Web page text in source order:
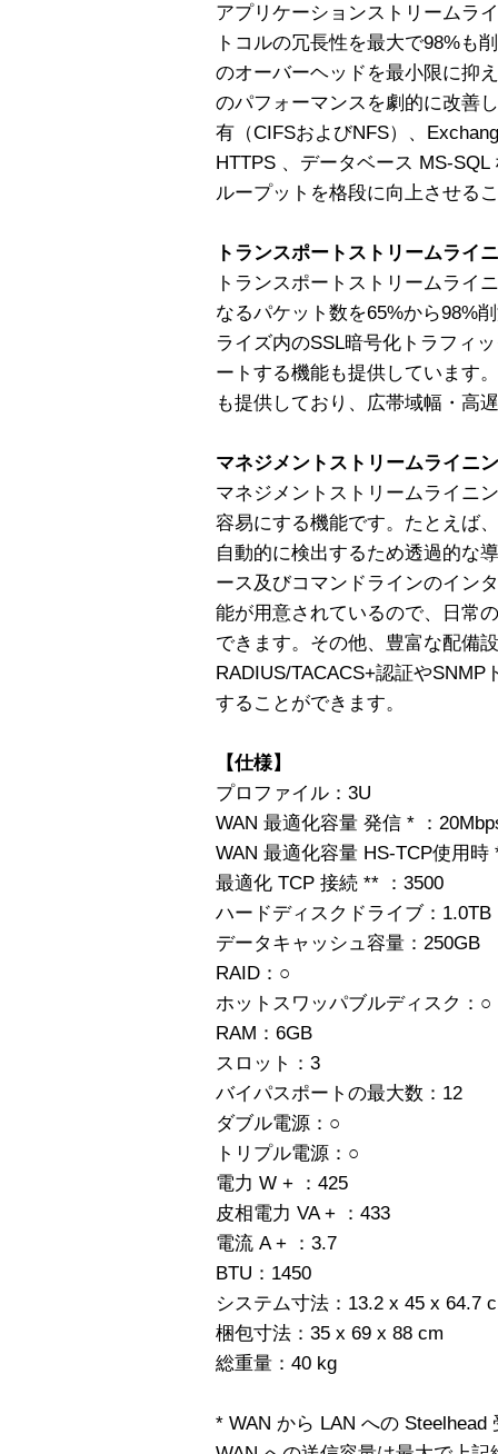
アプリケーションストリームラ
トコルの冗長性を最大で98%も
のオーバーヘッドを最小限に抑
のパフォーマンスを劇的に改善
有（CIFSおよびNFS）、
HTTPS 、データベース MS-
ループットを格段に向上させる
トランスポートストリームライ
トランスポートストリームライ
なるパケット数を65%から98%
ライズ内のSSL暗号化トラフィ
ートする機能も提供しています
も提供しており、広帯域幅・高
マネジメントストリームライニ
マネジメントストリームライニ
容易にする機能です。たとえば
自動的に検出するため透過的な
ース及びコマンドラインのイン
能が用意されているので、日常
できます。その他、豊富な配備
RADIUS/TACACS+認証や
することができます。
【仕様】
プロファイル：3U
WAN 最適化容量 発信 * ：
WAN 最適化容量 HS-TCP使用時
最適化 TCP 接続 ** ：3500
ハードディスクドライブ：1.0TB
データキャッシュ容量：250GB
RAID：○
ホットスワッパブルディスク：○
RAM：6GB
スロット：3
バイパスポートの最大数：12
ダブル電源：○
トリプル電源：○
電力 W + ：425
皮相電力 VA + ：433
電流 A + ：3.7
BTU：1450
システム寸法：13.2 x 45 x 64.7
梱包寸法：35 x 69 x 88 cm
総重量：40 kg
* WAN から LAN への